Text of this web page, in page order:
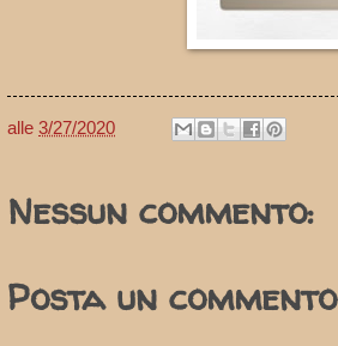
alle 3/27/2020
Nessun commento:
Posta un commento